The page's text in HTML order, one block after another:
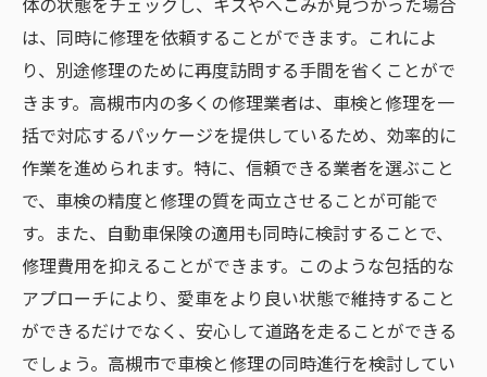
は、同時に修理を依頼することができます。これによ
り、別途修理のために再度訪問する手間を省くことがで
きます。高槻市内の多くの修理業者は、車検と修理を一
括で対応するパッケージを提供しているため、効率的に
作業を進められます。特に、信頼できる業者を選ぶこと
で、車検の精度と修理の質を両立させることが可能で
す。また、自動車保険の適用も同時に検討することで、
修理費用を抑えることができます。このような包括的な
アプローチにより、愛車をより良い状態で維持すること
ができるだけでなく、安心して道路を走ることができる
でしょう。高槻市で車検と修理の同時進行を検討してい